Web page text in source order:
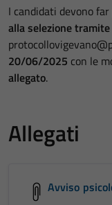
I candidati devono
alla selezione tramite
20/06/2025 con le
allegato.
Allegati
Avviso